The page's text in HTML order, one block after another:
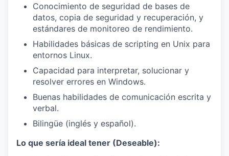
Conocimiento de seguridad de bases de
datos, copia de seguridad y recuperación, y
estándares de monitoreo de rendimiento.
Habilidades básicas de scripting en Unix para
entornos Linux.
Capacidad para interpretar, solucionar y
resolver errores en Windows.
Buenas habilidades de comunicación escrita y
verbal.
Bilingüe (inglés y español).
Lo que sería ideal tener (Deseable):